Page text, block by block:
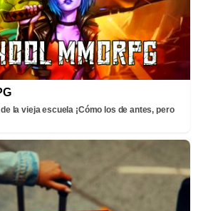
la vieja escuela ¡Cómo los de antes, pero